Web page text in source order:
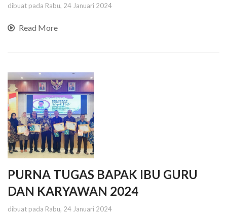
dibuat pada Rabu, 24 Januari 2024
Read More
PURNA TUGAS BAPAK IBU GURU
DAN KARYAWAN 2024
dibuat pada Rabu, 24 Januari 2024